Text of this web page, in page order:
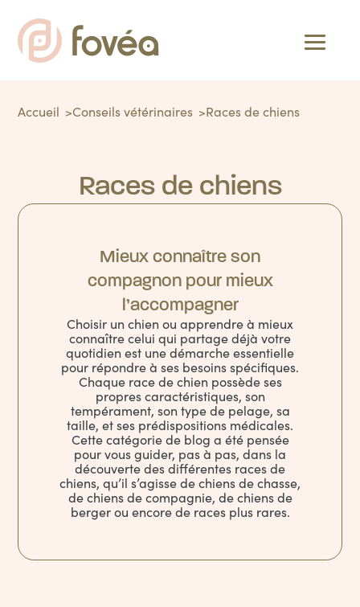
Accueil Conseils vétérinaires Races de chiens
Races de chiens
Mieux connaître son
compagnon pour mieux
l’accompagner
Choisir un chien ou apprendre à mieux
connaître celui qui partage déjà votre
quotidien est une démarche essentielle
pour répondre à ses besoins spécifiques.
Chaque race de chien possède ses
propres caractéristiques, son
tempérament, son type de pelage, sa
taille, et ses prédispositions médicales.
Cette catégorie de blog a été pensée
pour vous guider, pas à pas, dans la
découverte des différentes races de
chiens, qu’il s’agisse de chiens de chasse,
de chiens de compagnie, de chiens de
berger ou encore de races plus rares.